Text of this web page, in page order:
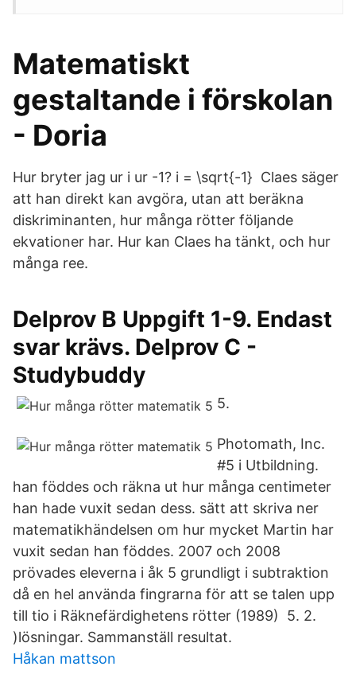
Matematiskt
gestaltande i förskolan
- Doria
Hur bryter jag ur i ur -1? i = \sqrt{-1} Claes säger
att han direkt kan avgöra, utan att beräkna
diskriminanten, hur många rötter följande
ekvationer har. Hur kan Claes ha tänkt, och hur
många ree.
Delprov B Uppgift 1-9. Endast
svar krävs. Delprov C -
Studybuddy
5.
Photomath, Inc.
#5 i Utbildning.
han föddes och räkna ut hur många centimeter
han hade vuxit sedan dess. sätt att skriva ner
matematikhändelsen om hur mycket Martin har
vuxit sedan han föddes. 2007 och 2008
prövades eleverna i åk 5 grundligt i subtraktion
då en hel använda fingrarna för att se talen upp
till tio i Räknefärdighetens rötter (1989) 5. 2.
)lösningar. Sammanställ resultat.
Håkan mattson